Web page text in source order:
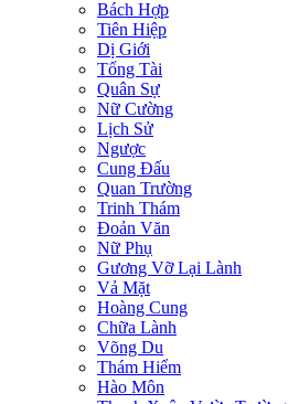
Bách Hợp
Tiên Hiệp
Dị Giới
Tổng Tài
Quân Sự
Nữ Cường
Lịch Sử
Ngược
Cung Đấu
Quan Trường
Trinh Thám
Đoản Văn
Nữ Phụ
Gương Vỡ Lại Lành
Vả Mặt
Hoàng Cung
Chữa Lành
Võng Du
Thám Hiểm
Hào Môn